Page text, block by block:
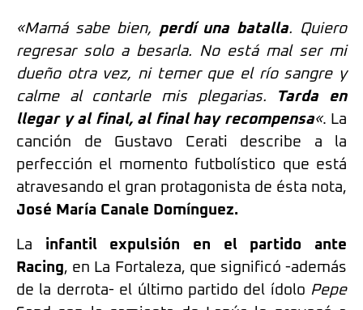
«Mamá sabe bien, perdí una batalla. Quiero
regresar solo a besarla. No está mal ser mi
dueño otra vez, ni temer que el río sangre y
calme al contarle mis plegarias.
Tarda en
llegar y al final, al final hay recompensa«. La
canción de Gustavo Cerati describe a la
perfección el momento futbolístico que está
atravesando el gran protagonista de ésta nota,
José María Canale Domínguez.
La infantil expulsión en el partido ante
Racing, en La Fortaleza, que significó -además
de la derrota- el último partido del ídolo Pepe